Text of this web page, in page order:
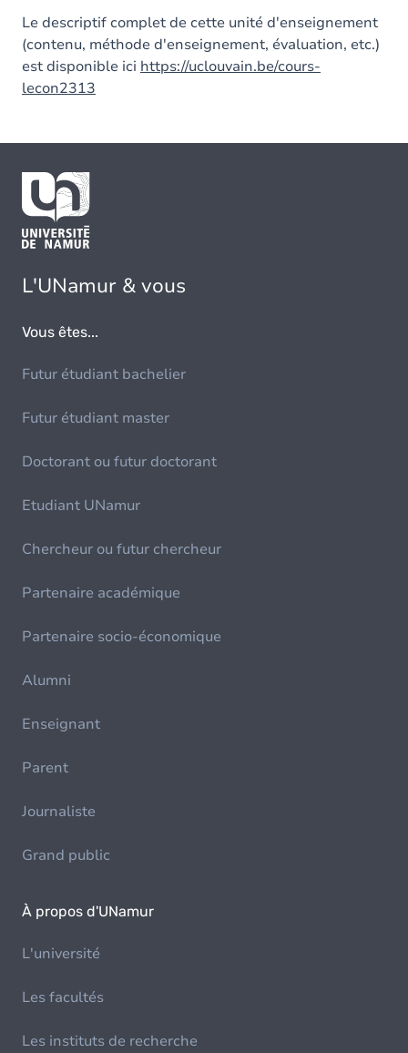
Le descriptif complet de cette unité d'enseignement
(contenu, méthode d'enseignement, évaluation, etc.)
est disponible ici https://uclouvain.be/cours-
lecon2313
L'UNamur & vous
Vous êtes...
Futur étudiant bachelier
Futur étudiant master
Doctorant ou futur doctorant
Etudiant UNamur
Chercheur ou futur chercheur
Partenaire académique
Partenaire socio-économique
Alumni
Enseignant
Parent
Journaliste
Grand public
À propos d'UNamur
L'université
Les facultés
Les instituts de recherche